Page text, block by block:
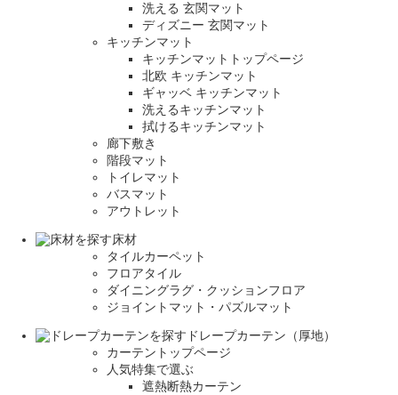
洗える 玄関マット
ディズニー 玄関マット
キッチンマット
キッチンマットトップページ
北欧 キッチンマット
ギャッベ キッチンマット
洗えるキッチンマット
拭けるキッチンマット
廊下敷き
階段マット
トイレマット
バスマット
アウトレット
床材
タイルカーペット
フロアタイル
ダイニングラグ・クッションフロア
ジョイントマット・パズルマット
ドレープカーテン（厚地）
カーテントップページ
人気特集で選ぶ
遮熱断熱カーテン